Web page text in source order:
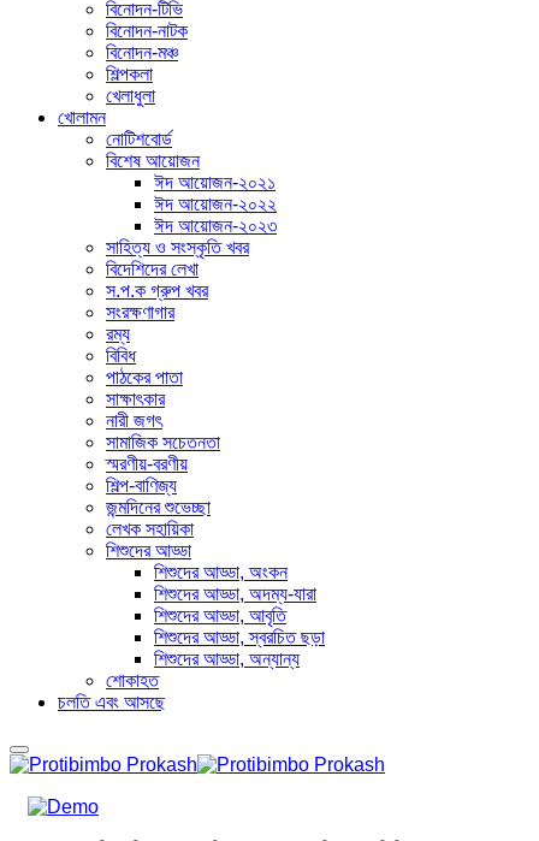
বিনোদন-টিভি
বিনোদন-নাটক
বিনোদন-মঞ্চ
শিল্পকলা
খেলাধুলা
খোলামন
নোটিশবোর্ড
বিশেষ আয়োজন
ঈদ আয়োজন-২০২১
ঈদ আয়োজন-২০২২
ঈদ আয়োজন-২০২৩
সাহিত্য ও সংস্কৃতি খবর
বিদেশিদের লেখা
স.প.ক গ্রুপ খবর
সংরক্ষণাগার
রম্য
বিবিধ
পাঠকের পাতা
সাক্ষাৎকার
নারী জগৎ
সামাজিক সচেতনতা
স্মরণীয়-বরণীয়
শিল্প-বাণিজ্য
জন্মদিনের শুভেচ্ছা
লেখক সহায়িকা
শিশুদের আড্ডা
শিশুদের আড্ডা, অংকন
শিশুদের আড্ডা, অদম্য-যারা
শিশুদের আড্ডা, আবৃতি
শিশুদের আড্ডা, স্বরচিত ছড়া
শিশুদের আড্ডা, অন্যান্য
শোকাহত
চলতি এবং আসছে